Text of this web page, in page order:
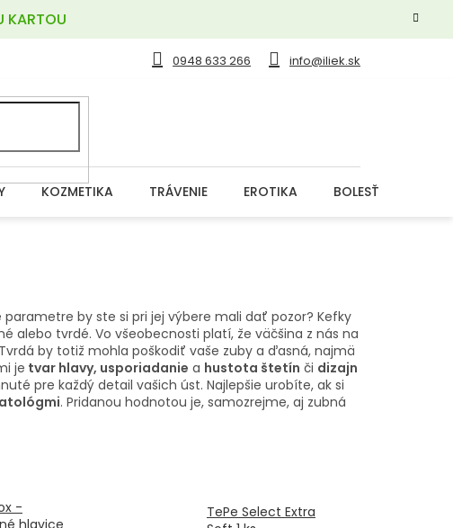
KARTOU
0948 633 266 info@iliek.sk
KOZMETIKA TRÁVENIE EROTIKA BOLESŤ
by ste si pri jej výbere mali dať pozor? Kefky
alebo tvrdé. Vo všeobecnosti platí, že väčšina z nás na
by totiž mohla poškodiť vaše zuby a ďasná, najmä
je tvar hlavy, usporiadanie a hustota štetín či dizajn
pre každý detail vašich úst. Najlepšie urobíte, ak si
. Pridanou hodnotou je, samozrejme, aj zubná
-
hlavice
TePe Select Extra